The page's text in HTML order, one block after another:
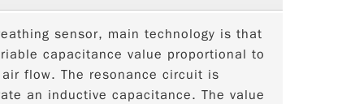
sensor, main technology is that
capacitance value proportional to
flow. The resonance circuit is
an inductive capacitance. The value